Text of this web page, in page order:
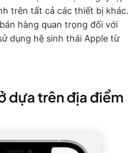
trên tất cả các thiết bị khác.
hàng quan trọng đối với
dụng hệ sinh thái Apple từ
dựa trên địa điểm